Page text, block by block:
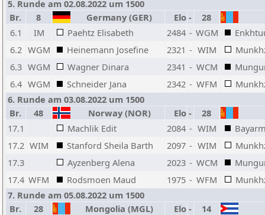
5. Runde am 02.08.2022 um 1500
Br.
8 Germany (GER) Elo -
28
6.1
IM Paehtz Elisabeth 2484 - WGM
6.2 WGM Heinemann Josefine 2321 - WIM
6.3 WGM Wagner Dinara 2341 - WCM
6.4 WGM Schneider Jana 2342 - WFM
6. Runde am 03.08.2022 um 1500
Br.
48 Norway (NOR) Elo -
28
17.1
Machlik Edit 2084 - WIM
17.2 WIM Stanford Sheila Barth 2097 - WIM
17.3
Ayzenberg Alena 2023 - WCM
17.4 WFM Rodsmoen Maud 1975 - WFM
7. Runde am 05.08.2022 um 1500
Br.
28 Mongolia (MGL) Elo -
14